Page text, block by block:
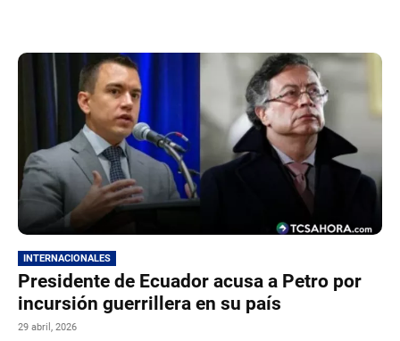
INTERNACIONALES
Presidente de Ecuador acusa a Petro por
incursión guerrillera en su país
29 abril, 2026